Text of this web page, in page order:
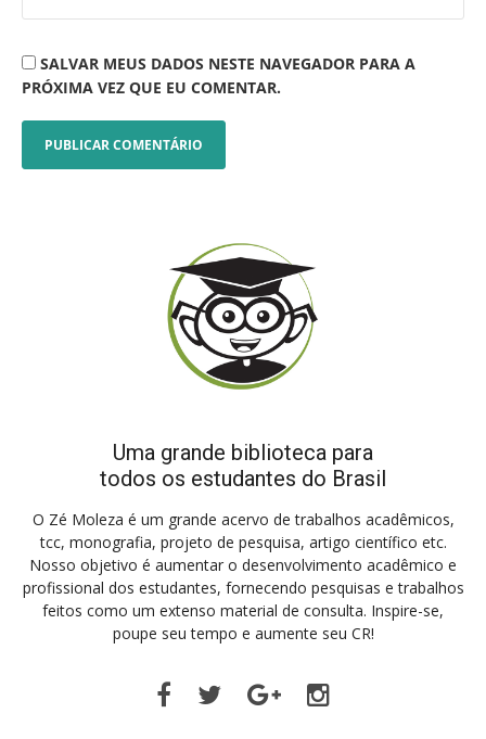
SALVAR MEUS DADOS NESTE NAVEGADOR PARA A
PRÓXIMA VEZ QUE EU COMENTAR.
Uma grande biblioteca para
todos os estudantes do Brasil
O Zé Moleza é um grande acervo de trabalhos acadêmicos,
tcc, monografia, projeto de pesquisa, artigo científico etc.
Nosso objetivo é aumentar o desenvolvimento acadêmico e
profissional dos estudantes, fornecendo pesquisas e trabalhos
feitos como um extenso material de consulta. Inspire-se,
poupe seu tempo e aumente seu CR!
FacebookTwitter Google
Plus
Instagram